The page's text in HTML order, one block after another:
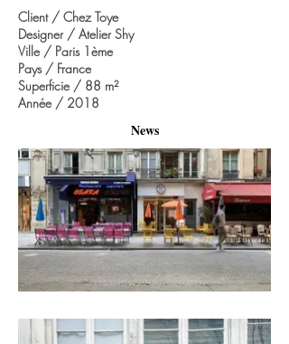
Client / Chez Toye
Designer / Atelier Shy
Ville / Paris 1ème
Pays / France
Superficie / 88 m²
Année / 2018
News